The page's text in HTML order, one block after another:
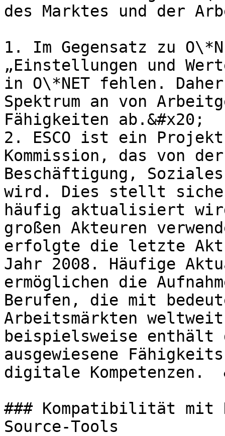
des Marktes und der
1. Im Gegensatz zu
„Einstellungen und
in O\*NET fehlen.
Spektrum an von
Fähigkeiten ab.&#x20;
2. ESCO ist ein Projekt
Kommission, das von
Beschäftigung,
wird. Dies stellt
häufig aktualisiert
großen Akteuren
erfolgte die letzte
Jahr 2008. Häufige
ermöglichen die
Berufen, die mit
Arbeitsmärkten
beispielsweise enthält
ausgewiesene
digitale Kompetenzen.
### Kompatibilität mit
Source-Tools